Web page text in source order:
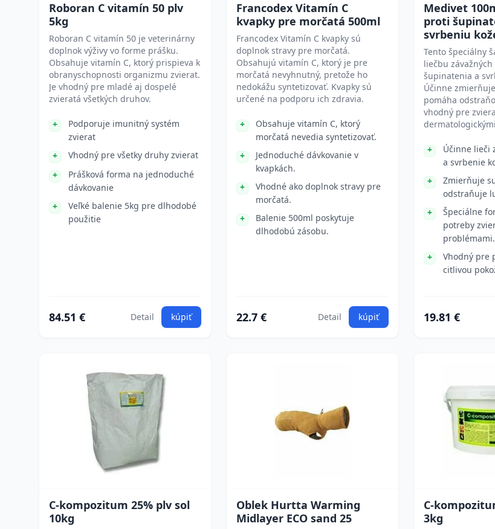
Roboran C vitamín 50 plv
5kg
Roboran C vitamín 50 je veterinárny
doplnok výživy vo forme prášku.
Obsahuje vitamín C, ktorý prispieva k
obranyschopnosti organizmu zvierat.
Je vhodný pre mladé aj dospelé
zvieratá všetkých druhov.
Podporuje imunitný systém
zvierat
Vhodný pre všetky druhy zvierat
Prášková forma na jednoduché
dávkovanie
Veľké balenie 5kg pre dlhodobé
použitie
84.51 € Detail kúpiť
Francodex Vitamín C
kvapky pre morčatá 500ml
Francodex Vitamín C kvapky sú
doplnok stravy pre morčatá.
Obsahujú vitamín C, ktorý je pre
morčatá nevyhnutný, pretože ho
nedokážu syntetizovať. Kvapky sú
určené na podporu ich zdravia.
Obsahuje vitamín C, ktorý
morčatá nevedia syntetizovať.
Jednoduché dávkovanie v
kvapkách.
Vhodné ako doplnok stravy pre
morčatá.
Balenie 500ml poskytuje
dlhodobú zásobu.
22.7 € Detail kúpiť
Medivet
proti
svrbeniu
Tento špeciálny
liečbu
šupinatenia a
Účinne
pomáha
vhodný pre
Účinne lieči
a svrbenie
Zmierňuje
odstraňuje
Špeciálne
potreby
problémami.
Vhodný pre
citlivou
19.81 €
C-kompozitum 25% plv sol
10kg
Oblek Hurtta Warming
Midlayer ECO sand 25
C-
3kg